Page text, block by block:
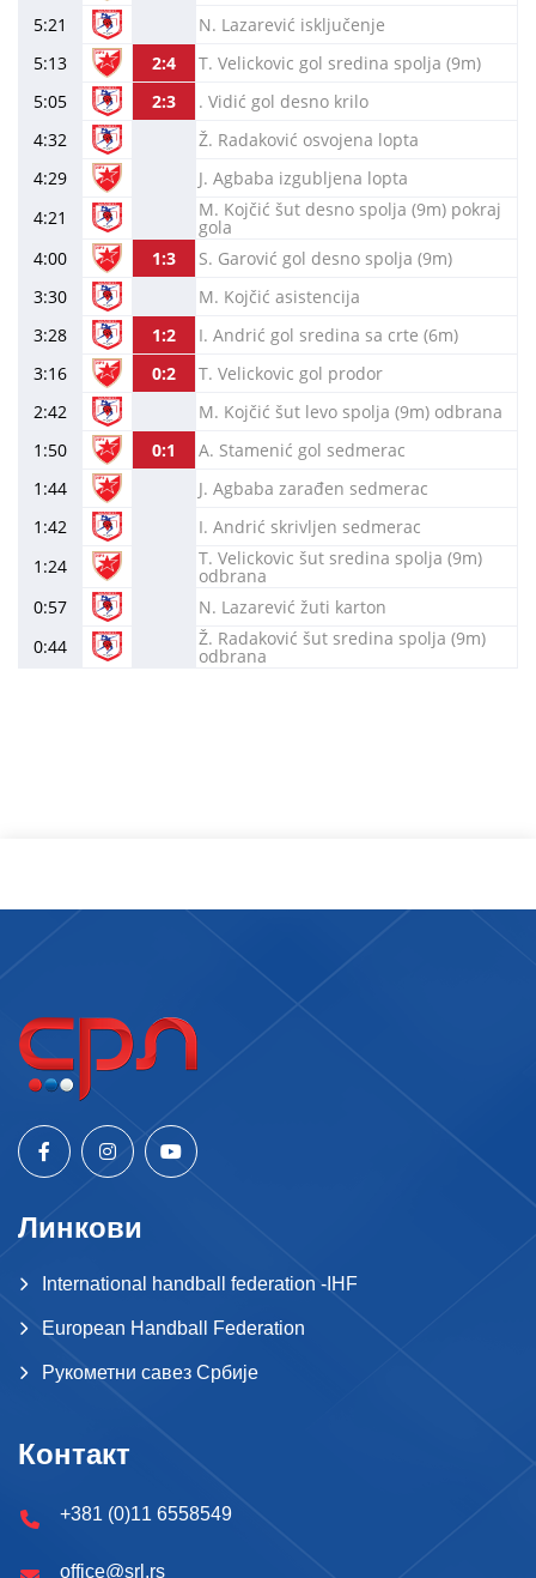
5:21
N. Lazarević isključenje
5:13
2:4
T. Velickovic gol sredina spolja (9m)
5:05
2:3
. Vidić gol desno krilo
4:32
Ž. Radaković osvojena lopta
4:29
J. Agbaba izgubljena lopta
4:21
M. Kojčić šut desno spolja (9m) pokraj
gola
4:00
1:3
S. Garović gol desno spolja (9m)
3:30
M. Kojčić asistencija
3:28
1:2
I. Andrić gol sredina sa crte (6m)
3:16
0:2
T. Velickovic gol prodor
2:42
M. Kojčić šut levo spolja (9m) odbrana
1:50
0:1
A. Stamenić gol sedmerac
1:44
J. Agbaba zarađen sedmerac
1:42
I. Andrić skrivljen sedmerac
1:24
T. Velickovic šut sredina spolja (9m)
odbrana
0:57
N. Lazarević žuti karton
0:44
Ž. Radaković šut sredina spolja (9m)
odbrana
Линкови
International handball federation -IHF
European Handball Federation
Рукометни савез Србије
Контакт
+381 (0)11 6558549
office@srl.rs